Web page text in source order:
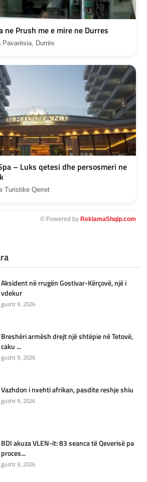
ne Prush me e mire ne Durres
Pavarësia, Durrës
– Luks qetesi dhe persosmeri ne
Turistike Qerret
© Powered by ReklamaShqip.com
Aksident në rrugën Gostivar-Kërçovë, një i
vdekur
gusht 9, 2026
Breshëri armësh drejt një shtëpie në Tetovë,
caku ...
gusht 9, 2026
Vazhdon i nxehti afrikan, pasdite reshje shiu
gusht 9, 2026
BDI akuza VLEN-it: 83 seanca të Qeverisë pa
proces...
gusht 9, 2026